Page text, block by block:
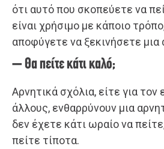
ότι αυτό που σκοπεύετε να
είναι χρήσιμο με κάποιο
αποφύγετε να ξεκινήσετε μια
– Θα πείτε κάτι καλό;
Αρνητικά σχόλια, είτε για τον
άλλους, ενθαρρύνουν μια
δεν έχετε κάτι ωραίο να
πείτε τίποτα.